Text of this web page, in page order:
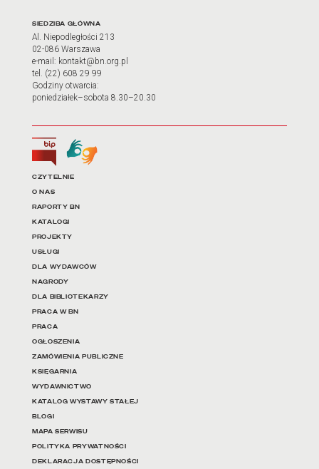
Adres oraz godziny
SIEDZIBA GŁÓWNA
Al. Niepodległości 213
02-086 Warszawa
e-mail: kontakt@bn.org.pl
tel. (22) 608 29 99
Godziny otwarcia:
poniedziałek–sobota 8.30–20.30
Biuletyn Informacji Publicznej
Tłumacz języka migowego
Linki do najważniejszych
CZYTELNIE
O NAS
RAPORTY BN
KATALOGI
PROJEKTY
USŁUGI
DLA WYDAWCÓW
NAGRODY
DLA BIBLIOTEKARZY
PRACA W BN
PRACA
OGŁOSZENIA
ZAMÓWIENIA PUBLICZNE
KSIĘGARNIA
WYDAWNICTWO
KATALOG WYSTAWY STAŁEJ
BLOGI
MAPA SERWISU
POLITYKA PRYWATNOŚCI
DEKLARACJA DOSTĘPNOŚCI